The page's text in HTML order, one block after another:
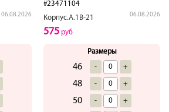
06.08.2026
#23471104
Корпус.А.1В-21
06.08.2026
575 руб
Размеры
46 - +
48 - +
50 - +